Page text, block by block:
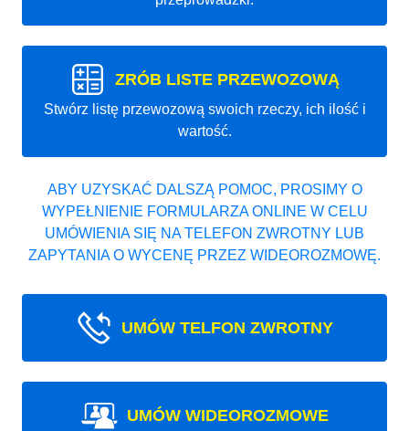
ZRÓB LISTE PRZEWOZOWĄ
Stwórz listę przewozową swoich rzeczy, ich ilość i
wartość.
ABY UZYSKAĆ DALSZĄ POMOC, PROSIMY O
WYPEŁNIENIE FORMULARZA ONLINE W CELU
UMÓWIENIA SIĘ NA TELEFON ZWROTNY LUB
ZAPYTANIA O WYCENĘ PRZEZ WIDEOROZMOWĘ.
UMÓW TELFON ZWROTNY
UMÓW WIDEOROZMOWE